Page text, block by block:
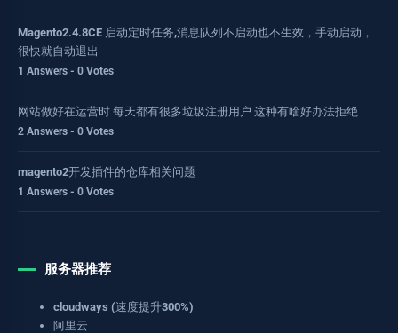
Magento2.4.8CE 启动定时任务,消息队列不启动也不生效，手动启动，
很快就自动退出
1 Answers - 0 Votes
网站做好在运营时 每天都有很多垃圾注册用户 这种有啥好办法拒绝
2 Answers - 0 Votes
magento2开发插件的仓库相关问题
1 Answers - 0 Votes
服务器推荐
cloudways (速度提升300%)
阿里云